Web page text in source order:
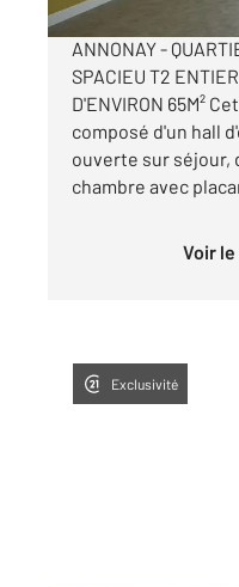
ANNONAY -
SPACIEU T2
D'ENVIRON 65M²
composé d'un hall
ouverte sur séjour,
chambre avec
Voir
Exclusivité